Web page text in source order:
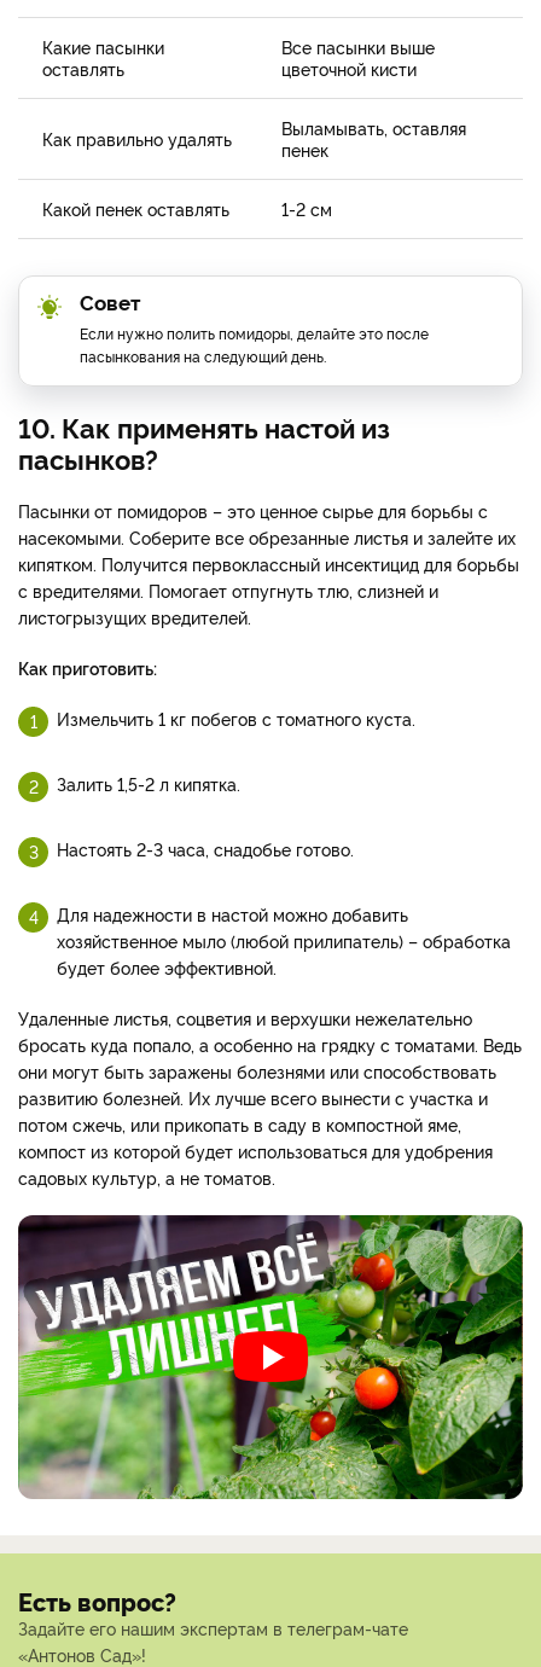
Какие пасынки
оставлять
Все пасынки выше
цветочной кисти
Как правильно удалять
Выламывать, оставляя
пенек
Какой пенек оставлять 1-2 см
Совет
Если нужно полить помидоры, делайте это после
пасынкования на следующий день.
10. Как применять настой из
пасынков?
Пасынки от помидоров – это ценное сырье для борьбы с
насекомыми. Соберите все обрезанные листья и залейте их
кипятком. Получится первоклассный инсектицид для борьбы
с вредителями. Помогает отпугнуть тлю, слизней и
листогрызущих вредителей.
Как приготовить:
Измельчить 1 кг побегов с томатного куста.
Залить 1,5-2 л кипятка.
Настоять 2-3 часа, снадобье готово.
Для надежности в настой можно добавить
хозяйственное мыло (любой прилипатель) – обработка
будет более эффективной.
Удаленные листья, соцветия и верхушки нежелательно
бросать куда попало, а особенно на грядку с томатами. Ведь
они могут быть заражены болезнями или способствовать
развитию болезней. Их лучше всего вынести с участка и
потом сжечь, или прикопать в саду в компостной яме,
компост из которой будет использоваться для удобрения
садовых культур, а не томатов.
Есть вопрос?
Задайте его нашим экспертам в телеграм-чате
«Антонов Сад»!